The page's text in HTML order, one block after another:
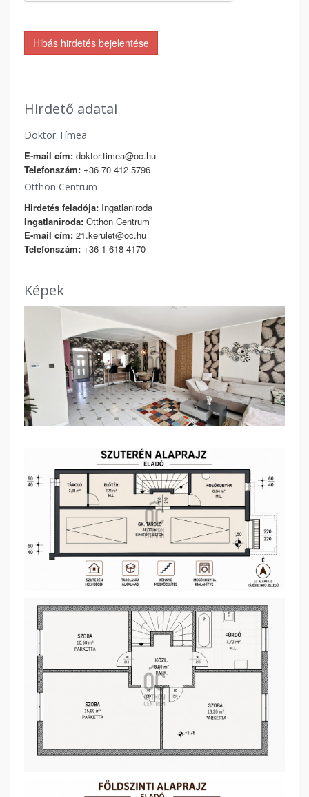
Hibás hirdetés bejelentése
Hirdető adatai
Doktor Tímea
E-mail cím: doktor.timea@oc.hu
Telefonszám: +36 70 412 5796
Otthon Centrum
Hirdetés feladója: Ingatlaniroda
Ingatlaniroda: Otthon Centrum
E-mail cím: 21.kerulet@oc.hu
Telefonszám: +36 1 618 4170
Képek